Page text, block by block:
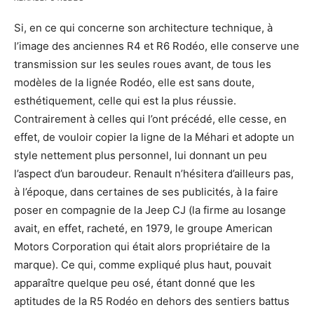
Si, en ce qui concerne son architecture technique, à
l’image des anciennes R4 et R6 Rodéo, elle conserve une
transmission sur les seules roues avant, de tous les
modèles de la lignée Rodéo, elle est sans doute,
esthétiquement, celle qui est la plus réussie.
Contrairement à celles qui l’ont précédé, elle cesse, en
effet, de vouloir copier la ligne de la Méhari et adopte un
style nettement plus personnel, lui donnant un peu
l’aspect d’un baroudeur. Renault n’hésitera d’ailleurs pas,
à l’époque, dans certaines de ses publicités, à la faire
poser en compagnie de la Jeep CJ (la firme au losange
avait, en effet, racheté, en 1979, le groupe American
Motors Corporation qui était alors propriétaire de la
marque). Ce qui, comme expliqué plus haut, pouvait
apparaître quelque peu osé, étant donné que les
aptitudes de la R5 Rodéo en dehors des sentiers battus